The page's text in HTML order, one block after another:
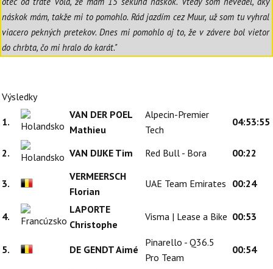
náskok mám, takže mi to pomohlo. Rád jazdím cez Muur, už som tu vyhral
viacero pekných pretekov. Dnes mi pomohlo aj to, že v závere bol vietor
do chrbta, čo mi hralo do karát."
Výsledky
1.
VAN DER POEL
Mathieu
Alpecin-Premier
Tech
04:53:55
2. VAN DIJKE Tim Red Bull - Bora 00:22
3.
VERMEERSCH
Florian
UAE Team Emirates 00:24
4.
LAPORTE
Christophe
Visma | Lease a Bike 00:53
5. DE GENDT Aimé
Pinarello - Q36.5
Pro Team
00:54